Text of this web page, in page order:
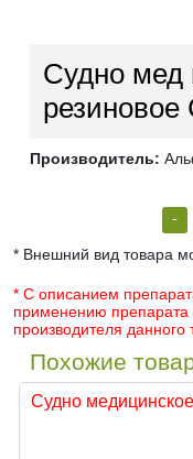
Судно мед
Производитель:
-
* Внешний вид товара
* С описанием
применению препарата
производителя данного
Похожие
Судно